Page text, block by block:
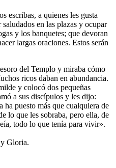
escribas, a quienes les gusta
saludados en las plazas y ocupar
y los banquetes; que devoran
largas oraciones. Estos serán
del Templo y miraba cómo
ricos daban en abundancia.
y colocó dos pequeñas
a sus discípulos y les dijo:
ha puesto más que cualquiera de
lo que les sobraba, pero ella, de
todo lo que tenía para vivir».
Gloria.